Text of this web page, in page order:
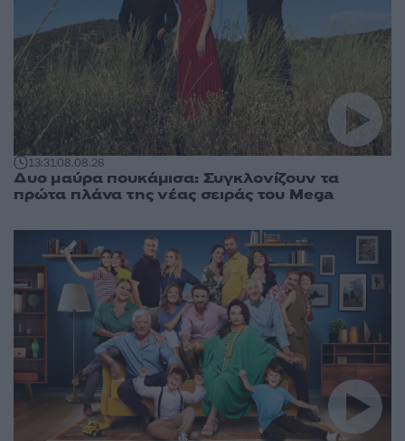
13:3108.08.26
Δυο μαύρα πουκάμισα: Συγκλονίζουν τα
πρώτα πλάνα της νέας σειράς του Mega